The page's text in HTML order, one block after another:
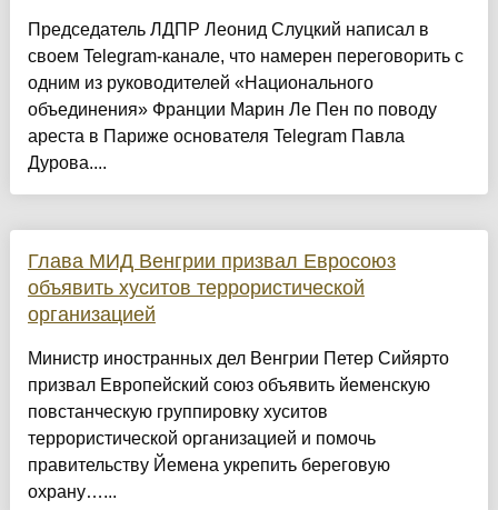
Председатель ЛДПР Леонид Слуцкий написал в
своем Telegram-канале, что намерен переговорить с
одним из руководителей «Национального
объединения» Франции Марин Ле Пен по поводу
ареста в Париже основателя Telegram Павла
Дурова....
Глава МИД Венгрии призвал Евросоюз
объявить хуситов террористической
организацией
Министр иностранных дел Венгрии Петер Сийярто
призвал Европейский союз объявить йеменскую
повстанческую группировку хуситов
террористической организацией и помочь
правительству Йемена укрепить береговую
охрану…...